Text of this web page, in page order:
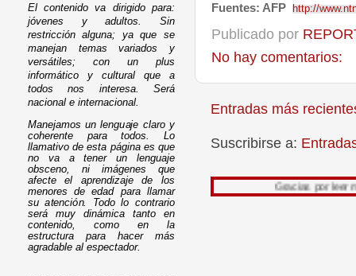
Fuentes: AFP http://
Publicado por
No hay comentarios:
Entradas más
Suscribirse a:
Gracias por leer mi trabajo,
El contenido va dirigido para:
jóvenes y adultos. Sin
restricción alguna; ya que se
manejan temas variados y
versátiles; con un plus
informático y cultural que a
todos nos interesa. Será
nacional e internacional.
Manejamos un lenguaje claro y
coherente para todos. Lo
llamativo de esta página es que
no va a tener un lenguaje
obsceno, ni imágenes que
afecte el aprendizaje de los
menores de edad para llamar
su atención. Todo lo contrario
será muy dinámica tanto en
contenido, como en la
estructura para hacer más
agradable al espectador.